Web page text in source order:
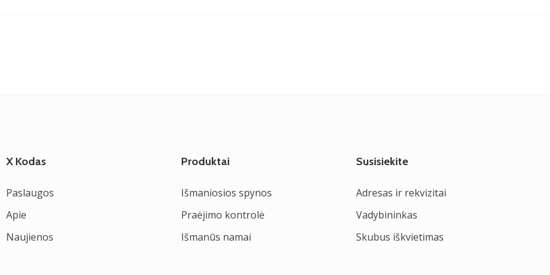
X Kodas
Paslaugos
Apie
Naujienos
Produktai
Išmaniosios spynos
Praėjimo kontrolė
Išmanūs namai
Susisiekite
Adresas ir rekvizitai
Vadybininkas
Skubus iškvietimas